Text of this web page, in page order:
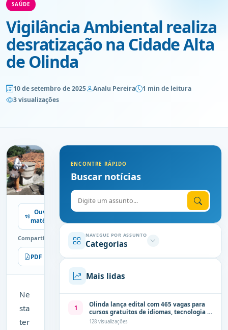
SAÚDE
Vigilância Ambiental realiza
desratização na Cidade Alta
de Olinda
10 de setembro de 2025 Analu Pereira
1 min de leitura
3 visualizações
Ouvir
matéria
Compartilhe
PDF Imprimir
Ne
sta
ter
ENCONTRE RÁPIDO
Buscar notícias
Digite o assunto
NAVEGUE POR ASSUNTO
Categorias
Mais lidas
1
Olinda lança edital com 465 vagas para
cursos gratuitos de idiomas, tecnologia e
comunicação
128 visualizações